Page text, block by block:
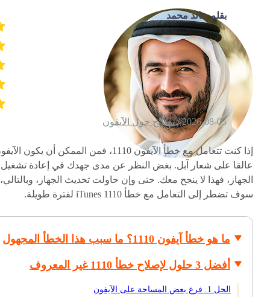
بقلم خالد محمد
2026-08-05 / نصائح حول الآيفون
إذا كنت تتعامل مع خطأ الآيفون 1110، فمن الممكن أن يكون
عالقا على شعار آبل. بغض النظر عن مدى جهدك في إعادة تشغيل
الجهاز، فهذا لا ينجح معك. حتى وإن حاولت تحديث الجهاز، وبالتالي،
سوف تضطر إلى التعامل مع خطأ iTunes 1110 لفترة طويلة.
ما هو خطأ آيفون 1110؟ ما سبب هذا الخطأ المجهول
أفضل 3 حلول لإصلاح خطأ 1110 غير المعروف
الحل 1. فرغ بعض المساحة على الآيفون